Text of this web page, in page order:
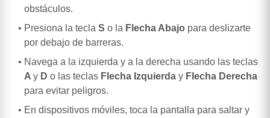
obstáculos.
Presiona la tecla S o la Flecha Abajo para deslizarte
por debajo de barreras.
Navega a la izquierda y a la derecha usando las teclas
A y D o las teclas Flecha Izquierda y Flecha Derecha
para evitar peligros.
En dispositivos móviles, toca la pantalla para saltar y